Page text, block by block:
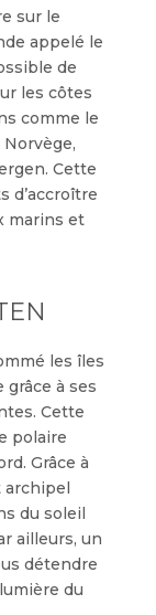
sur le
appelé le
de
les côtes
comme le
Cette
d’accroître
marins et
les îles
à ses
Cette
polaire
Grâce à
archipel
du soleil
ailleurs, un
détendre
du